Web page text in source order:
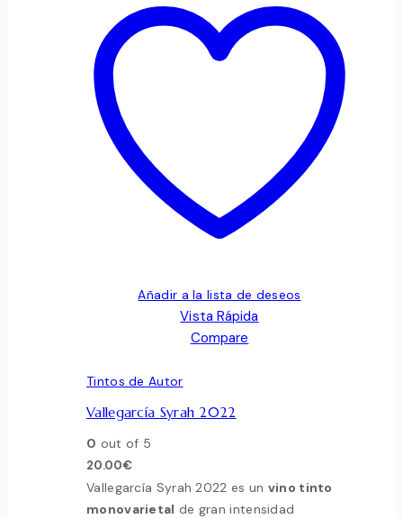
Añadir a la lista de deseos
Vista Rápida
Compare
Tintos de Autor
Vallegarcía Syrah 2022
0 out of 5
20.00€
Vallegarcía Syrah 2022 es un vino tinto
monovarietal de gran intensidad